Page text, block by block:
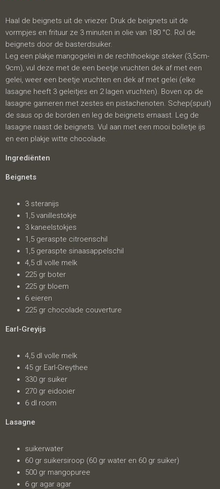
Haal de beignets uit de vriezer. Druk de beignets uit de
vormpjes en frituur ze 3 minuten in olie van 180 °C. Rol de
beignets door de basterdsuiker.
Leg een plakje mangogelei in de rechthoekige steker (3,5cm-
9cm), vul deze met de een beetje vruchten dek af met een
gelei, weer een beetje vruchten en dek af met gelei (elke
lasagne heeft 3 geleitjes en 2 lagen vruchten). Boven op de
lasagne garneren met zestes en pistachenoten. Schep(spuit)
de saus op de borden en leg de beignets ernaast. Leg de
lasagne naast de beignets. Vul aan met een mooi bolletje ijs
en een plakje witte chocolade.
Ingrediënten
Beignets
3 steranijs
1,5 vanillestokje
3 kaneelstokjes
1,5 geraspte citroenschil
1,5 geraspte sinaasappelschil
4,5 dl volle melk
225 gr boter
225 gr bloem
6 eieren
225 gr chocolade couverture
Earl-Greyijs
4,5 dl volle melk
45 gr Earl-Greythee
330 gr suiker
270 gr eidooier
6 dl room
Lasagne
suikerwater
60 gr suikersiroop (60 gr water en 60 gr suiker)
500 gr mangopuree
6 gr agar agar